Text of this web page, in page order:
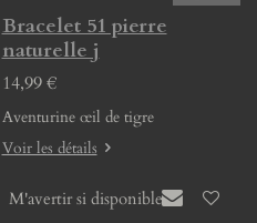
Bracelet 51 pierre
naturelle j
14,99 €
Aventurine œil de tigre
Voir les détails
M'avertir si disponible